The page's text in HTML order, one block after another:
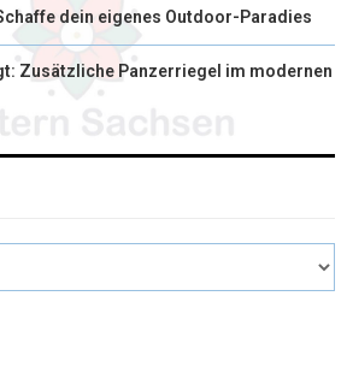
dein eigenes Outdoor-Paradies
Zusätzliche Panzerriegel im modernen